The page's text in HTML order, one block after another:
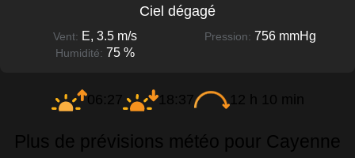
Ciel dégagé
Vent: E, 3.5 m/s Pression: 756 mmHg
Humidité: 75 %
06:27 18:37 12 h 10 min
Plus de prévisions météo pour Cayenne